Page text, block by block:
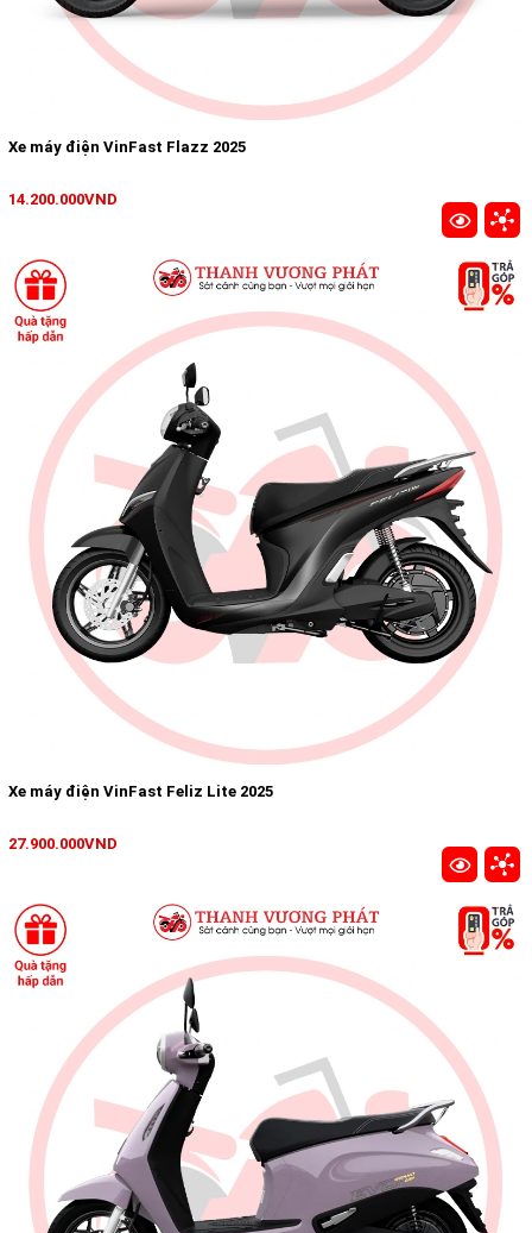
Xe máy điện VinFast Flazz 2025
14.200.000VND
Xe máy điện VinFast Feliz Lite 2025
27.900.000VND